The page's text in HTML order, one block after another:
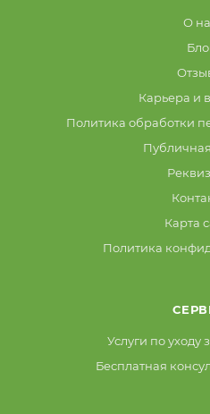
О
Карьера и
Политика обработки
Карта
Политика
Услуги по уходу
Бесплатная